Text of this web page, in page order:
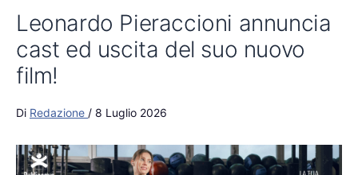
Leonardo Pieraccioni annuncia
cast ed uscita del suo nuovo
film!
Di Redazione / 8 Luglio 2026